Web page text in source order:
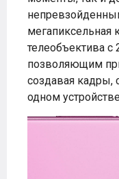
мегапиксельная
телеобъектива
позволяющим
создавая кадры,
одном